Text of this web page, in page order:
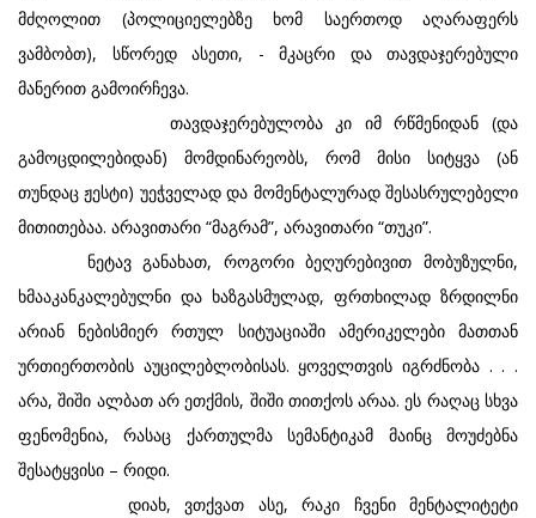
მძღოლით (პოლიციელებზე ხომ საერთოდ აღარაფერს
ვამბობთ), სწორედ ასეთი, - მკაცრი და თავდაჯერებული
მანერით გამოირჩევა.
თავდაჯერებულობა კი იმ რწმენიდან (და
გამოცდილებიდან) მომდინარეობს, რომ მისი სიტყვა (ან
თუნდაც ჟესტი) უეჭველად და მომენტალურად შესასრულებელი
მითითებაა. არავითარი “მაგრამ”, არავითარი “თუკი”.
ნეტავ განახათ, როგორი ბეღურებივით მობუზულნი,
ხმააკანკალებულნი და ხაზგასმულად, ფრთხილად ზრდილნი
არიან ნებისმიერ რთულ სიტუაციაში ამერიკელები მათთან
ურთიერთობის აუცილებლობისას. ყოველთვის იგრძნობა . . .
არა, შიში ალბათ არ ეთქმის, შიში თითქოს არაა. ეს რაღაც სხვა
ფენომენია, რასაც ქართულმა სემანტიკამ მაინც მოუძებნა
შესატყვისი – რიდი.
დიახ, ვთქვათ ასე, რაკი ჩვენი მენტალიტეტი